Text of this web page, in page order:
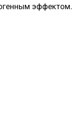
эффектом.